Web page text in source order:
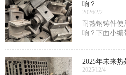
响？
2026/2/2
耐热钢铸件使
响？下面小编
耐热性能一定
受多高的一个
制，包括耐热
2025年未来热
2025/12/4